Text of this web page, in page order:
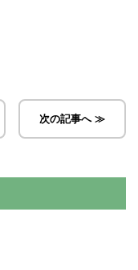
次の記事へ ≫